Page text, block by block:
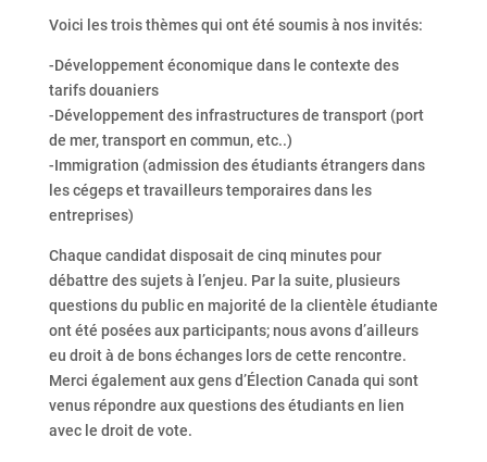
Voici les trois thèmes qui ont été soumis à nos invités:
-Développement économique dans le contexte des
tarifs douaniers
-Développement des infrastructures de transport (port
de mer, transport en commun, etc..)
-Immigration (admission des étudiants étrangers dans
les cégeps et travailleurs temporaires dans les
entreprises)
Chaque candidat disposait de cinq minutes pour
débattre des sujets à l’enjeu. Par la suite, plusieurs
questions du public en majorité de la clientèle étudiante
ont été posées aux participants; nous avons d’ailleurs
eu droit à de bons échanges lors de cette rencontre.
Merci également aux gens d’Élection Canada qui sont
venus répondre aux questions des étudiants en lien
avec le droit de vote.